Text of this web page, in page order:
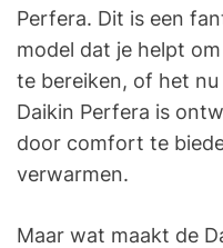
Perfera. Dit is een
model dat je helpt
te bereiken, of het
Daikin Perfera is
door comfort te
verwarmen.
Maar wat maakt de